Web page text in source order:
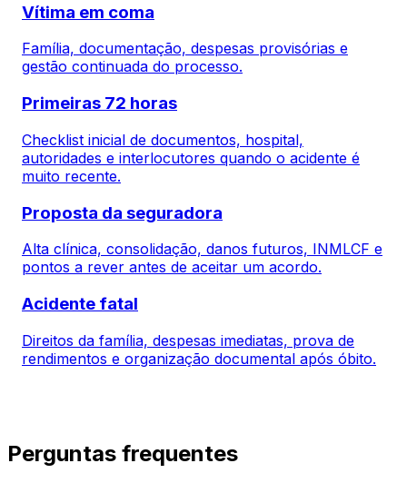
Vítima em coma
Família, documentação, despesas provisórias e
gestão continuada do processo.
Primeiras 72 horas
Checklist inicial de documentos, hospital,
autoridades e interlocutores quando o acidente é
muito recente.
Proposta da seguradora
Alta clínica, consolidação, danos futuros, INMLCF e
pontos a rever antes de aceitar um acordo.
Acidente fatal
Direitos da família, despesas imediatas, prova de
rendimentos e organização documental após óbito.
Perguntas frequentes